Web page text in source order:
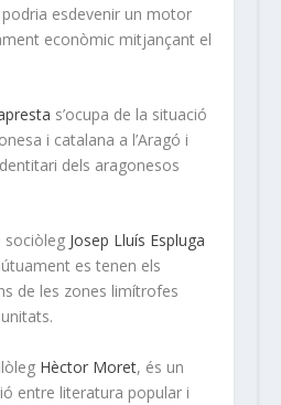
esdevenir un motor
econòmic mitjançant el
s’ocupa de la situació
i catalana a l’Aragó i
dels aragonesos
sociòleg Josep Lluís Espluga
es tenen els
de les zones limítrofes
Hèctor Moret, és un
entre literatura popular i